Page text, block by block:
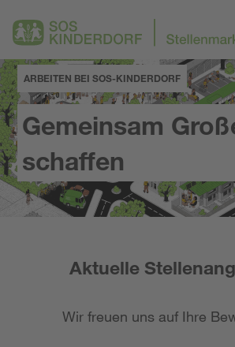
ARBEITEN BEI SOS-KINDERDORF
Gemeinsam
schaffen
Aktuelle
Wir freuen uns auf Ihre